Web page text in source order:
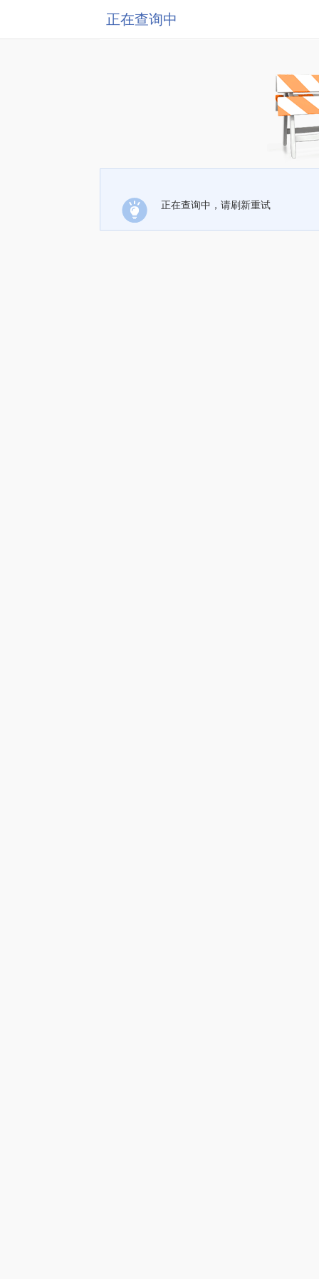
正在查询中
正在查询中，请刷新重试